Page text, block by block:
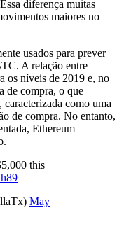
diferença muitas
maiores no
usados para prever
A relação entre
os níveis de 2019 e, no
de compra, o que
como uma
de compra. No entanto,
Ethereum
this
May